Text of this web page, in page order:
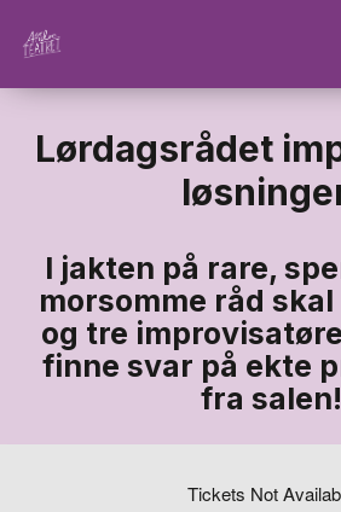
Lørdagsrådet
I jakten på rare,
morsomme råd
og tre
finne svar på ekte
fra salen!
Tickets Not